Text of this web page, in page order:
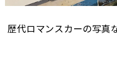
歴代ロマンスカーの写真